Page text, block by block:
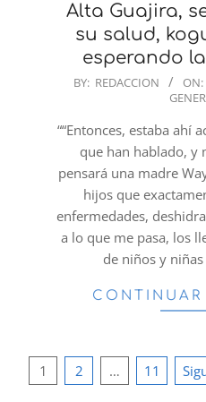
Alta Guajira,
su salud,
esperando
2023-
28
BY: REDACCION ON:
““Entonces, estaba ahí
que han hablado, y
pensará una madre
hijos que
enfermedades,
a lo que me pasa, los
de niños y
Paginación
1 2 … 11